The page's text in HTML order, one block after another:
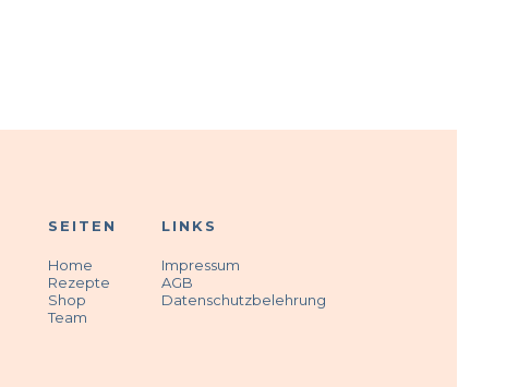
SEITEN
Home
Rezepte
Shop
Team
LINKS
Impressum
AGB
Datenschutzbelehrung